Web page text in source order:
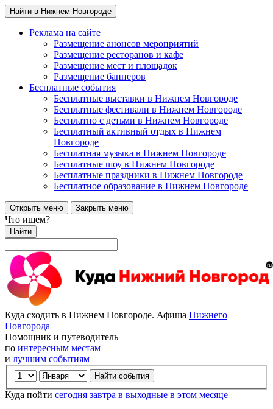
Найти в Нижнем Новгороде
Реклама на сайте
Размещение анонсов мероприятий
Размещение ресторанов и кафе
Размещение мест и площадок
Размещение баннеров
Бесплатные события
Бесплатные выставки в Нижнем Новгороде
Бесплатные фестивали в Нижнем Новгороде
Бесплатно с детьми в Нижнем Новгороде
Бесплатный активный отдых в Нижнем
Новгороде
Бесплатная музыка в Нижнем Новгороде
Бесплатные шоу в Нижнем Новгороде
Бесплатные праздники в Нижнем Новгороде
Бесплатное образование в Нижнем Новгороде
Открыть меню Закрыть меню
Что ищем?
Найти
Куда сходить в Нижнем Новгороде. Афиша Нижнего
Новгорода
Помощник и путеводитель
по интересным местам
и лучшим событиям
Куда пойти сегодня завтра в выходные в этом месяце